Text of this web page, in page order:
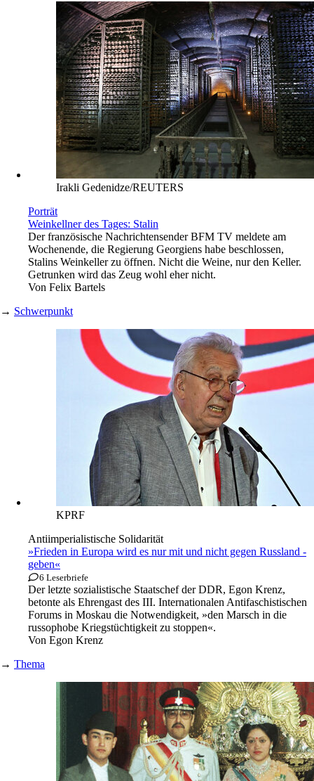
Irakli Gedenidze/REUTERS
Porträt
Weinkellner des Tages: Stalin
Der französische Nachrichtensender BFM TV meldete am
Wochenende, die Regierung Georgiens habe beschlossen,
Stalins Weinkeller zu öffnen. Nicht die Weine, nur den Keller.
Getrunken wird das Zeug wohl eher nicht.
Von Felix Bartels
→ Schwerpunkt
KPRF
Antiimperialistische Solidarität
»Frieden in Europa wird es nur mit und nicht ­gegen Russland ­
geben«
6 Leserbriefe
Der letzte sozialistische Staatschef der DDR, Egon Krenz,
betonte als Ehrengast des III. Internationalen Antifaschistischen
Forums in Moskau die Notwendigkeit, »den Marsch in die
russophobe Kriegstüchtigkeit zu stoppen«.
Von Egon Krenz
→ Thema